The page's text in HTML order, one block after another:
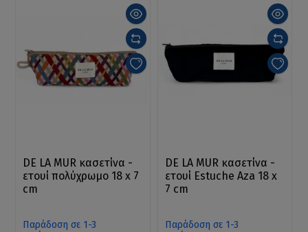
DE LA MUR κασετίνα -
ετουί πολύχρωμο 18 x 7
cm
Παράδοση σε 1-3
DE LA MUR κασετίνα -
ετουί Estuche Aza 18 x
7 cm
Παράδοση σε 1-3